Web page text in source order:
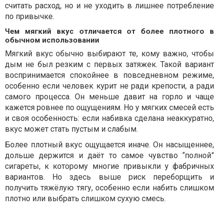
считать расход, но и не уходить в лишнее потребление
по привычке.
Чем мягкий вкус отличается от более плотного в
обычном использовании
Мягкий вкус обычно выбирают те, кому важно, чтобы
дым не был резким с первых затяжек. Такой вариант
воспринимается спокойнее в повседневном режиме,
особенно если человек курит не ради крепости, а ради
самого процесса. Он меньше давит на горло и чаще
кажется ровнее по ощущениям. Но у мягких смесей есть
и своя особенность: если набивка сделана неаккуратно,
вкус может стать пустым и слабым.
Более плотный вкус ощущается иначе. Он насыщеннее,
дольше держится и даёт то самое чувство “полной”
сигареты, к которому многие привыкли у фабричных
вариантов. Но здесь выше риск переборщить и
получить тяжёлую тягу, особенно если набить слишком
плотно или выбрать слишком сухую смесь.